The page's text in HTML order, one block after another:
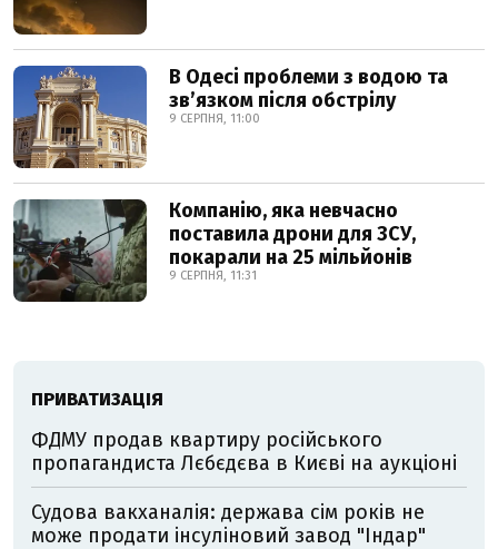
В Одесі проблеми з водою та
звʼязком після обстрілу
9 СЕРПНЯ, 11:00
Компанію, яка невчасно
поставила дрони для ЗСУ,
покарали на 25 мільйонів
9 СЕРПНЯ, 11:31
ПРИВАТИЗАЦІЯ
ФДМУ продав квартиру російського
пропагандиста Лєбєдєва в Києві на аукціоні
Судова вакханалія: держава сім років не
може продати інсуліновий завод "Індар"